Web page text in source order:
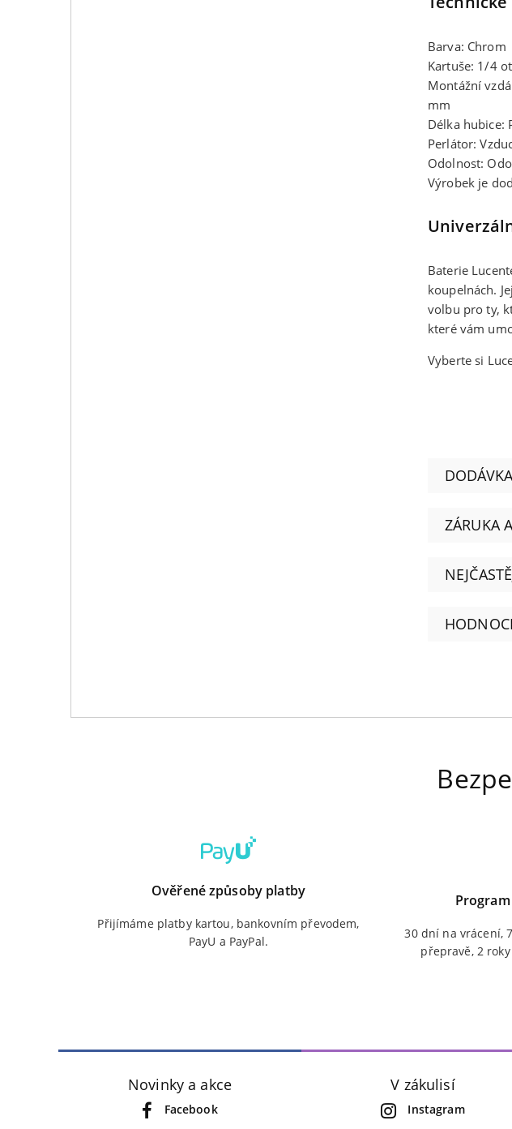
Barva: Chrom
Kartuše: 1/4
Montážní
mm
Délka hubice:
Perlátor:
Odolnost:
Výrobek je
Baterie
koupelnách.
volbu pro ty,
které vám
Vyberte si
DODÁVKA
ZÁRUKA
Ověřené způsoby platby
Přijímáme platby kartou, bankovním převodem,
PayU a PayPal.
30 dní na vrácení,
přepravě, 2
Novinky a akce
Facebook
V zákulisí
Instagram